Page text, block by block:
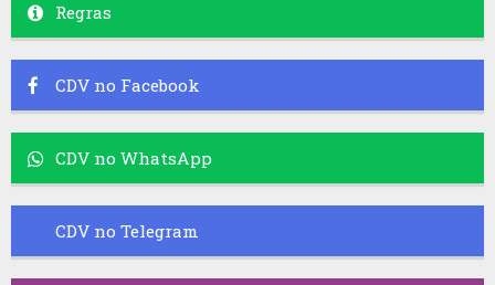
Regras
CDV no Facebook
CDV no WhatsApp
CDV no Telegram